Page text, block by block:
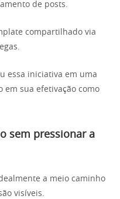
de posts.
compartilhado via
essa iniciativa em uma
em sua efetivação como
sem pressionar a
a meio caminho
visíveis.